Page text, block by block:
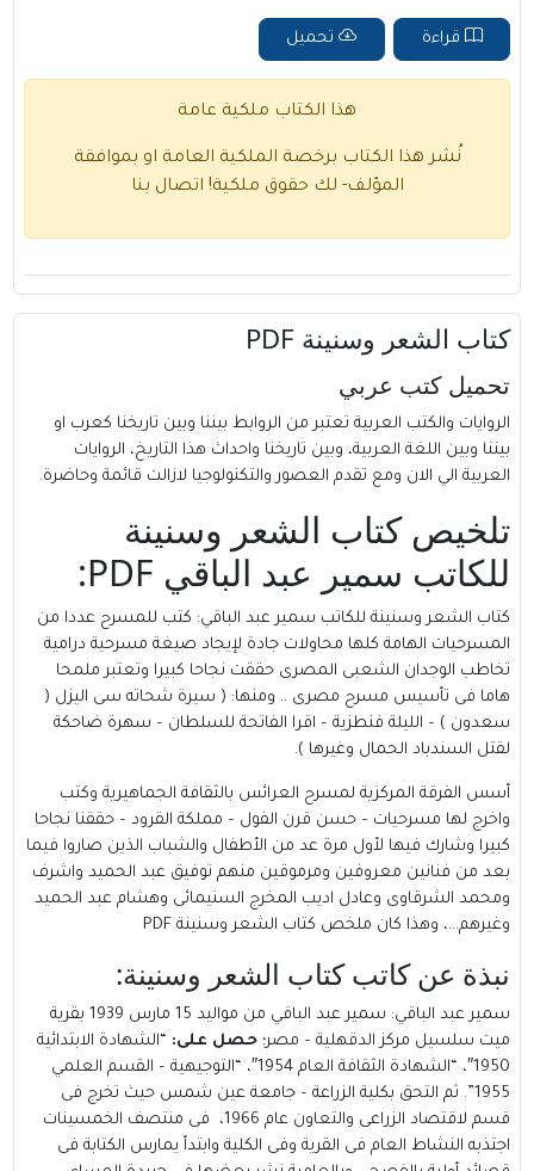
قراءة تحميل
هذا الكتاب ملكية عامة
نُشر هذا الكتاب برخصة الملكية العامة او بموافقة
المؤلف- لك حقوق ملكية! اتصال بنا
كتاب الشعر وسنينة PDF
تحميل كتب عربي
الروايات والكتب العربية تعتبر من الروابط بيننا وبين تاريخنا كعرب او
بيننا وبين اللغة العربية، وبين تاريخنا واحداث هذا التاريخ، الروايات
العربية الي الان ومع تقدم العصور والتكنولوجيا لازالت قائمة وحاضرة.
تلخيص كتاب الشعر وسنينة
للكاتب سمير عبد الباقي PDF:
كتاب الشعر وسنينة للكاتب سمير عبد الباقي: كتب للمسرح عددا من
المسرحيات الهامة كلها محاولات جادة لإيجاد صيغة مسرحية درامية
تخاطب الوجدان الشعبى المصرى حققت نجاحا كبيرا وتعتبر ملمحا
هاما فى تأسيس مسرح مصرى .. ومنها: ( سيرة شحاته سى اليزل (
سعدون ) – الليلة فنطزية – اقرا الفاتحة للسلطان – سهرة ضاحكة
لقتل السندباد الحمال وغيرها ).
أسس الفرقة المركزية لمسرح العرائس بالثقافة الجماهيرية وكتب
واخرج لها مسرحيات – حسن قرن الفول – مملكة القرود – حققنا نجاحا
كبيرا وشارك فيها لأول مرة عد من الأطفال والشباب الذين صاروا فيما
بعد من فنانين معروفين ومرموقين منهم توفيق عبد الحميد واشرف
ومحمد الشرقاوى وعادل اديب المخرج السنيمائى وهشام عبد الحميد
وغيرهم…، وهذا كان ملخص كتاب الشعر وسنينة PDF
نبذة عن كاتب كتاب الشعر وسنينة:
سمير عبد الباقي
: سمير عبد الباقي من مواليد 15 مارس 1939 بقرية
ميت سلسيل مركز الدقهلية – مصر؛ حصل على: “الشهادة الابتدائية
1950″، “الشهادة الثقافة العام 1954″، “التوجيهية – القسم العلمي
1955”. ثم التحق بكلية الزراعة – جامعة عين شمس حيث تخرج فى
قسم لاقتصاد الزراعى والتعاون عام 1966، فى منتصف الخمسينات
اجتذبه النشاط العام فى القرية وفى الكلية وابتدأ يمارس الكتابة فى